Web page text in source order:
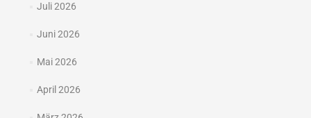
Juli 2026
Juni 2026
Mai 2026
April 2026